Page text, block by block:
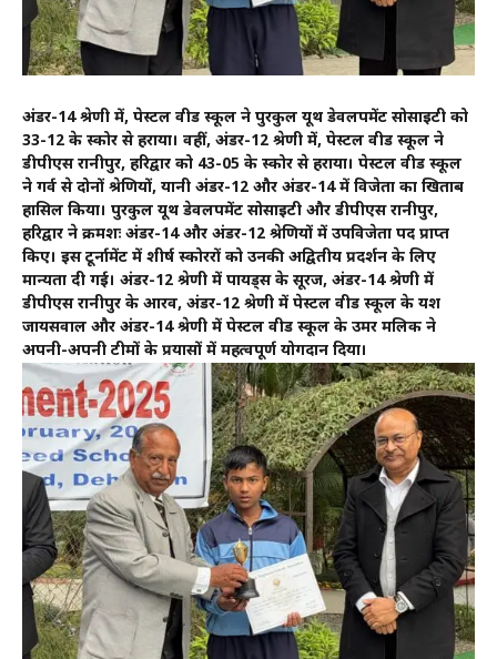
अंडर-14 श्रेणी में, पेस्टल वीड स्कूल ने पुरकुल यूथ डेवलपमेंट सोसाइटी को
33-12 के स्कोर से हराया। वहीं, अंडर-12 श्रेणी में, पेस्टल वीड स्कूल ने
डीपीएस रानीपुर, हरिद्वार को 43-05 के स्कोर से हराया। पेस्टल वीड स्कूल
ने गर्व से दोनों श्रेणियों, यानी अंडर-12 और अंडर-14 में विजेता का खिताब
हासिल किया। पुरकुल यूथ डेवलपमेंट सोसाइटी और डीपीएस रानीपुर,
हरिद्वार ने क्रमशः अंडर-14 और अंडर-12 श्रेणियों में उपविजेता पद प्राप्त
किए। इस टूर्नामेंट में शीर्ष स्कोररों को उनकी अद्वितीय प्रदर्शन के लिए
मान्यता दी गई। अंडर-12 श्रेणी में पायड्स के सूरज, अंडर-14 श्रेणी में
डीपीएस रानीपुर के आरव, अंडर-12 श्रेणी में पेस्टल वीड स्कूल के यश
जायसवाल और अंडर-14 श्रेणी में पेस्टल वीड स्कूल के उमर मलिक ने
अपनी-अपनी टीमों के प्रयासों में महत्वपूर्ण योगदान दिया।